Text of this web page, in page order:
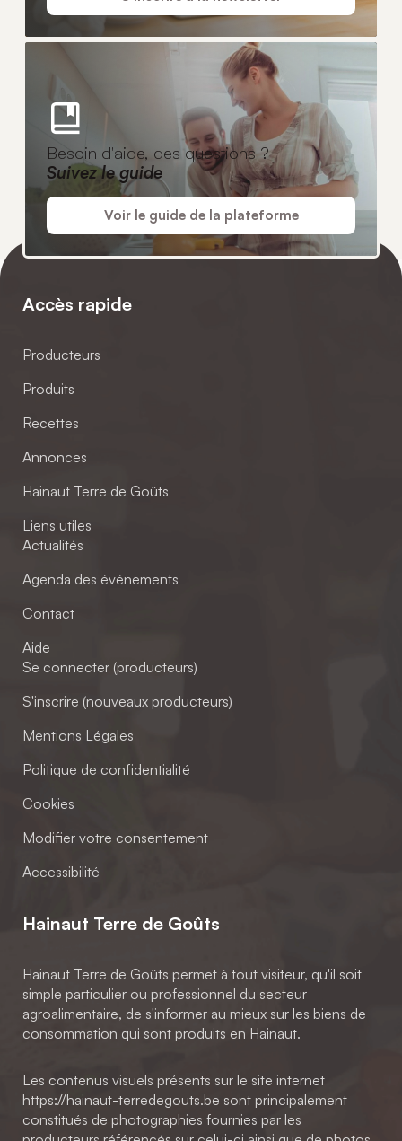
Besoin d'aide, des questions ?
Suivez le guide
Voir le guide de la plateforme
Accès rapide
Producteurs
Produits
Recettes
Annonces
Hainaut Terre de Goûts
Liens utiles
Actualités
Agenda des événements
Contact
Aide
Se connecter (producteurs)
S'inscrire (nouveaux producteurs)
Mentions Légales
Politique de confidentialité
Cookies
Modifier votre consentement
Accessibilité
Hainaut Terre de Goûts
Hainaut Terre de Goûts permet à tout visiteur, qu'il soit
simple particulier ou professionnel du secteur
agroalimentaire, de s'informer au mieux sur les biens de
consommation qui sont produits en Hainaut.
Les contenus visuels présents sur le site internet
https://hainaut-terredegouts.be sont principalement
constitués de photographies fournies par les